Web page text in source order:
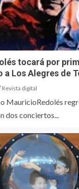
tocará por
a Los Alegres de
Revista digital
MauricioRedolés
dos conciertos...